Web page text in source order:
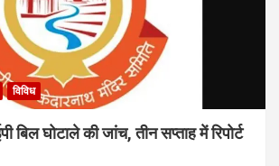
विविध
बिल घोटाले की जांच, तीन सप्ताह में रिपोर्ट